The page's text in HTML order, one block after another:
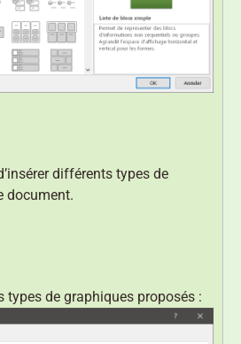
différents types de
document.
types de graphiques proposés :